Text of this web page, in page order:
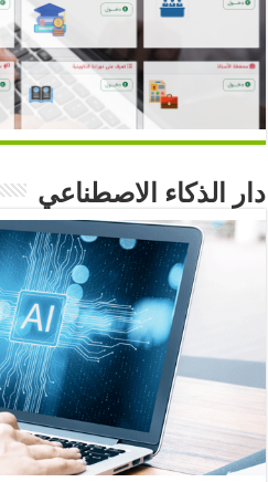
دار الذكاء الاصطناعي